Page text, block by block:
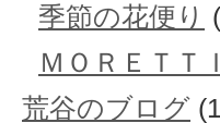
季節の花便り
ＭＯＲＥＴＴ
荒谷のブログ